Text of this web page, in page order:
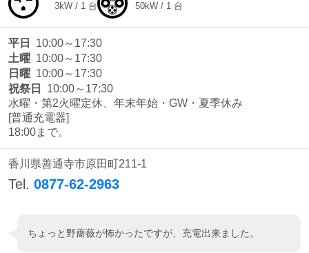
車種
検索する
3kW / 1 台 50kW / 1 台
平日
10:00～17:30
土曜 10:00～17:30
日曜 10:00～17:30
祝祭日
10:00～17:30
水曜・第2火曜定休、年末年始・GW・夏季休み
[普通充電器]
18:00まで。
香川県善通寺市原田町211-1
Tel. 0877-62-2963
ちょっと野薔薇が怖かったですが、充電出来ました。